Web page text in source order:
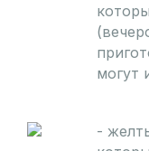
могут
-